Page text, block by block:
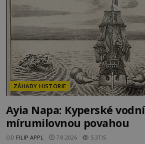
ZÁHADY HISTORIE
Ayia Napa: Kyperské
mírumilovnou povahou
OD FILIP APPL 7.8.2026 5.3TIS